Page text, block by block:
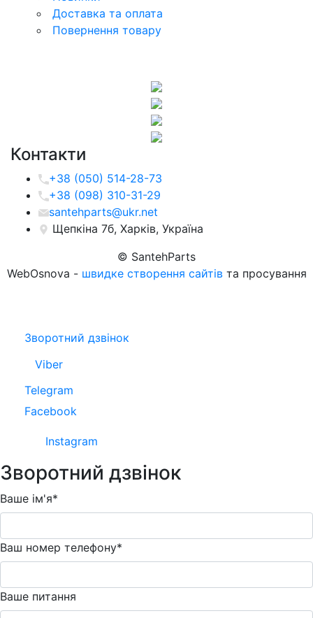
Доставка та оплата
Повернення товару
Контакти
+38 (050) 514-28-73
+38 (098) 310-31-29
santehparts@ukr.net
Щепкіна 7б, Харків, Україна
© SantehParts
WebOsnova - швидке створення сайтівта просування
Зворотний дзвінок
Viber
Telegram
Facebook
Instagram
Зворотний дзвінок
Ваше ім'я*
Ваш номер телефону*
Ваше питання